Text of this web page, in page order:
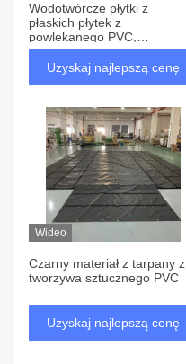
Wodotwórcze płytki z
płaskich płytek z
powlekanego PVC,
drukowalne, czarne, lekkie,
stalowe
Uzyskaj najlepszą cenę
Wideo
Czarny materiał z tarpany z
tworzywa sztucznego PVC
Uzyskaj najlepszą cenę